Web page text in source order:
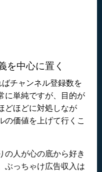
を中心に置く
チャンネル登録数を
に単純ですが、目的が
どほどに対処しなが
の価値を上げて行くこ
の人が心の底から好き
ぶっちゃけ広告収入は